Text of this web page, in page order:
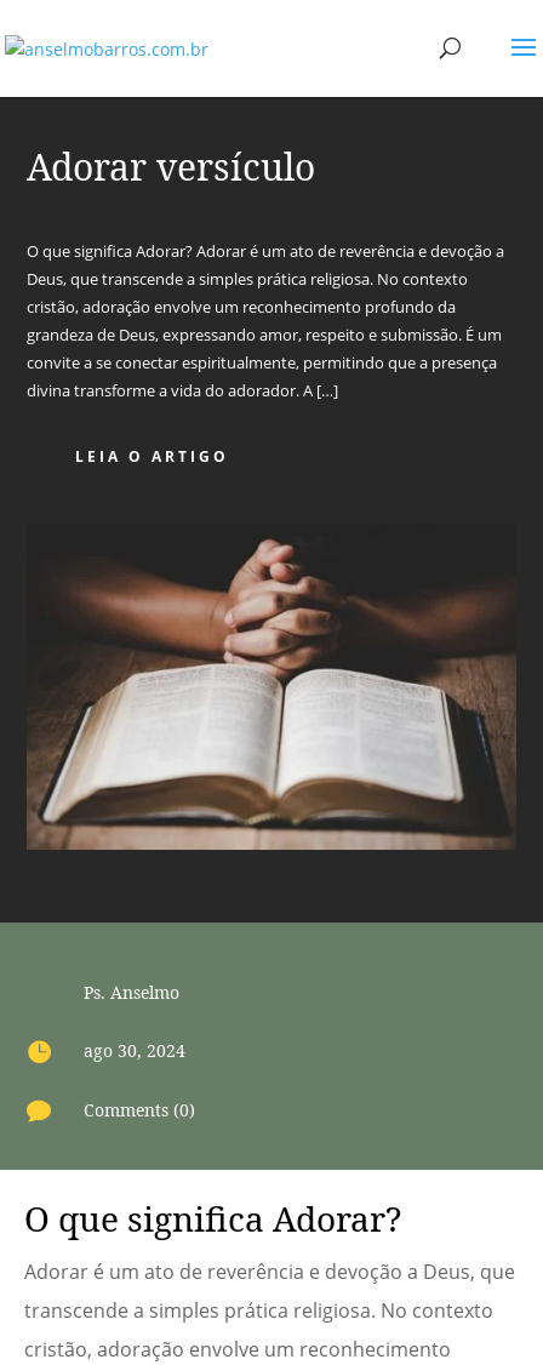
Adorar versículo
O que significa Adorar? Adorar é um ato de reverência e devoção a
Deus, que transcende a simples prática religiosa. No contexto
cristão, adoração envolve um reconhecimento profundo da
grandeza de Deus, expressando amor, respeito e submissão. É um
convite a se conectar espiritualmente, permitindo que a presença
divina transforme a vida do adorador. A […]
LEIA O ARTIGO
Ps. Anselmo
 ago 30, 2024
 Comments (0)
O que significa Adorar?
Adorar é um ato de reverência e devoção a Deus, que
transcende a simples prática religiosa. No contexto
cristão, adoração envolve um reconhecimento